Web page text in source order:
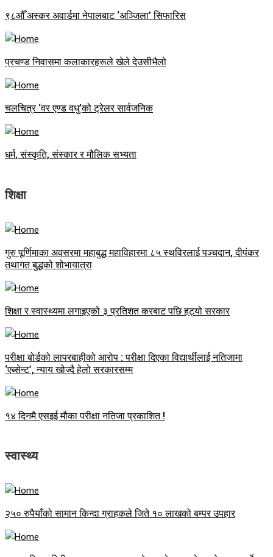
९८औँ अस्कर अवार्डमा नेपालबाट ‘अञ्जिला’ सिफारिस
प्रचण्ड निवासमा कलाकारहरूले खेले देउसीभैलो
चलचित्र ‘वर एण्ड वधु’को ट्रेलर सार्वजनिक
धर्म, संस्कृति, संस्कार र मौलिक सभ्यता
शिक्षा
गुरु पूर्णिमाका अवसरमा महाबुद्ध महाविहारमा ८५ स्थविरलाई पञ्चदान, दीपंकर
तथागत बुद्धको शोभायात्रा
शिक्षा र स्वास्थ्यमा लगाइएको ३ प्रतिशत करबाट पछि हट्यो सरकार
परीक्षा बोर्डको लापरबाहीको आरोप : परीक्षा दिएका विद्यार्थीलाई नतिजामा
‘एब्सेन्ट’, न्याय खोज्दै हेलो सरकारसम्म
१४ दिनमै एसइई मौका परीक्षा नतिजा प्रकाशित !
स्वास्थ्य
२५० रुपैयाँको सामान किन्दा ग्राहकले जिते १० लाखको बम्पर उपहार